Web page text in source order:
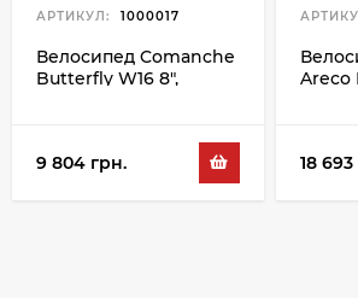
АРТИКУЛ: 1000017
Велосипед Comanche
Butterfly W16 8",
9 804 грн.
Areco
18